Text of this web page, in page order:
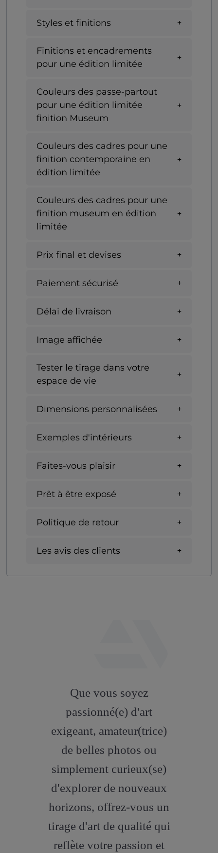
Styles et finitions
Finitions et encadrements
pour une édition limitée
Couleurs des passe-partout
pour une édition limitée
finition Museum
Couleurs des cadres pour une
finition contemporaine en
édition limitée
Couleurs des cadres pour une
finition museum en édition
limitée
Prix final et devises
Paiement sécurisé
Délai de livraison
Image affichée
Tester le tirage dans votre
espace de vie
Dimensions personnalisées
Exemples d'intérieurs
Faites-vous plaisir
Prêt à être exposé
Politique de retour
Les avis des clients
artstation
Que vous soyez
passionné(e) d'art
exigeant, amateur(trice)
de belles photos ou
simplement curieux(se)
d'explorer de nouveaux
horizons, offrez-vous un
tirage d'art de qualité qui
reflète votre passion et